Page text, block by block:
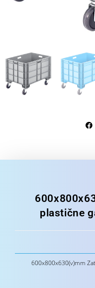
plastične
600x800x630(v)mm